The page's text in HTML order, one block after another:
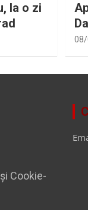
la o zi
Cookie-